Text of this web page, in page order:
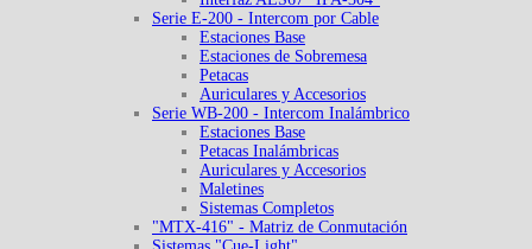
Serie E-200 - Intercom por Cable
Estaciones Base
Estaciones de Sobremesa
Petacas
Auriculares y Accesorios
Serie WB-200 - Intercom Inalámbrico
Estaciones Base
Petacas Inalámbricas
Auriculares y Accesorios
Maletines
Sistemas Completos
"MTX-416" - Matriz de Conmutación